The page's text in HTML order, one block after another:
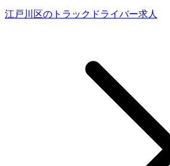
江戸川区のトラックドライバー求人